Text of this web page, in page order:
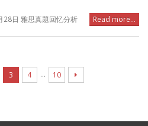
日 雅思真題回忆分析 Read more...
3 4 … 10